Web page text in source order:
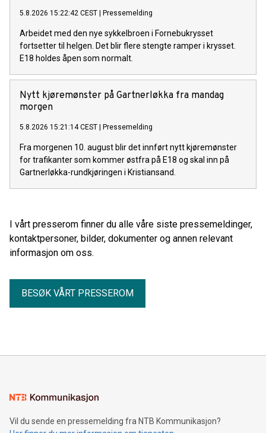
5.8.2026 15:22:42 CEST Pressemelding
Arbeidet med den nye sykkelbroen i Fornebukrysset
fortsetter til helgen. Det blir flere stengte ramper i krysset.
E18 holdes åpen som normalt.
Nytt kjøremønster på Gartnerløkka fra mandag
morgen
5.8.2026 15:21:14 CEST Pressemelding
Fra morgenen 10. august blir det innført nytt kjøremønster
for trafikanter som kommer østfra på E18 og skal inn på
Gartnerløkka-rundkjøringen i Kristiansand.
I vårt presserom finner du alle våre siste pressemeldinger,
kontaktpersoner, bilder, dokumenter og annen relevant
informasjon om oss.
BESØK VÅRT PRESSEROM
Vil du sende en pressemelding fra NTB Kommunikasjon?